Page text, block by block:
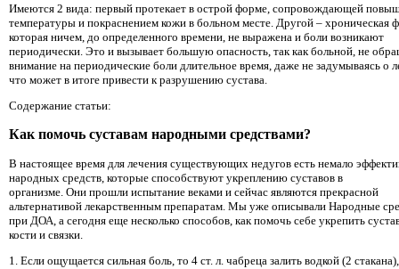
Имеются 2 вида: первый протекает в острой форме, сопровождающей
температуры и покраснением кожи в больном месте. Другой – хроническая
которая ничем, до определенного времени, не выражена и боли возникают
периодически. Это и вызывает большую опасность, так как больной, не
внимание на периодические боли длительное время, даже не задумываясь о
что может в итоге привести к разрушению сустава.
Содержание статьи:
Как помочь суставам народными средствами?
В настоящее время для лечения существующих недугов есть немало
народных средств, которые способствуют укреплению суставов в
организме. Они прошли испытание веками и сейчас являются прекрасной
альтернативой лекарственным препаратам. Мы уже описывали Народные
при ДОА, а сегодня еще несколько способов, как помочь себе укрепить
кости и связки.
1. Если ощущается сильная боль, то 4 ст. л. чабреца залить водкой (2 стакана),